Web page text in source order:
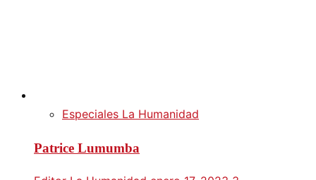
Especiales La Humanidad
Patrice Lumumba